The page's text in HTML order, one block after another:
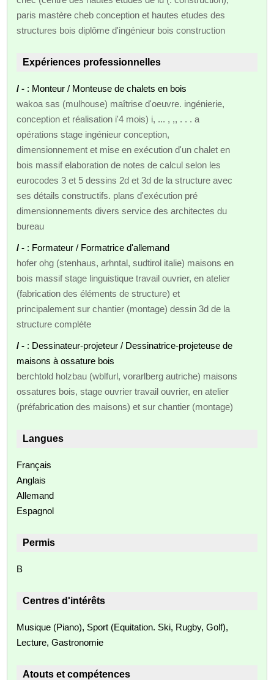
paris mastère cheb conception et hautes etudes des
structures bois diplôme d'ingénieur bois construction
Expériences professionnelles
/ - : Monteur / Monteuse de chalets en bois
wakoa sas (mulhouse) maîtrise d'oeuvre. ingénierie,
conception et réalisation i'4 mois) i, ... , ,, . . . a
opérations stage ingénieur conception,
dimensionnement et mise en exécution d'un chalet en
bois massif elaboration de notes de calcul selon les
eurocodes 3 et 5 dessins 2d et 3d de la structure avec
ses détails constructifs. plans d'exécution pré
dimensionnements divers service des architectes du
bureau
/ - : Formateur / Formatrice d'allemand
hofer ohg (stenhaus, arhntal, sudtirol italie) maisons en
bois massif stage linguistique travail ouvrier, en atelier
(fabrication des éléments de structure) et
principalement sur chantier (montage) dessin 3d de la
structure complète
/ - : Dessinateur-projeteur / Dessinatrice-projeteuse de
maisons à ossature bois
berchtold holzbau (wblfurl, vorarlberg autriche) maisons
ossatures bois, stage ouvrier travail ouvrier, en atelier
(préfabrication des maisons) et sur chantier (montage)
Langues
Français
Anglais
Allemand
Espagnol
Permis
B
Centres d'intérêts
Musique (Piano), Sport (Equitation. Ski, Rugby, Golf),
Lecture, Gastronomie
Atouts et compétences